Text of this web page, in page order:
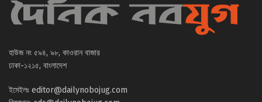
হাউজ নং ৫৯৪, ৯৮, কাওরান বাজার
ঢাকা-১২১৫, বাংলাদেশ
ইমেইলঃ editor@dailynobojug.com